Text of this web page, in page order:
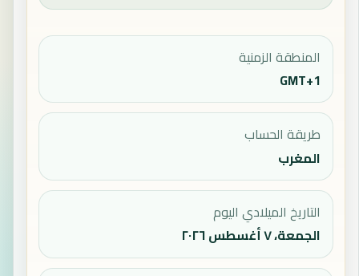
المنطقة الزمنية
GMT+1
طريقة الحساب
المغرب
التاريخ الميلادي اليوم
الجمعة، ٧ أغسطس ٢٠٢٦